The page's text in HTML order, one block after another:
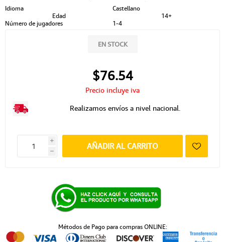
Idioma
Castellano
Edad
14+
Número de jugadores
1-4
EN STOCK
$76.54
Precio incluye iva
Realizamos envíos a nivel nacional.
i
h
AÑADIR AL CARRITO
Métodos de Pago para compras ONLINE: